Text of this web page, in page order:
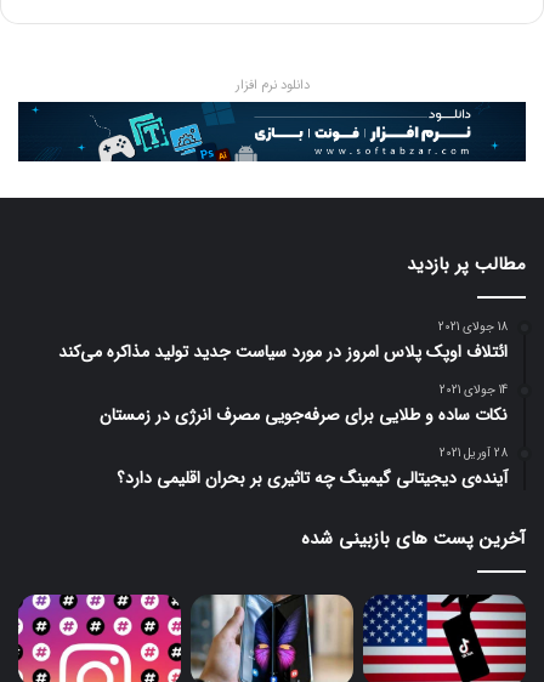
دانلود نرم افزار
مطالب پر بازدید
18 جولای 2021
ائتلاف اوپک پلاس امروز در مورد سیاست جدید تولید مذاکره می‌کند
14 جولای 2021
نکات ساده و طلایی برای صرفه‌جویی مصرف انرژی در زمستان
28 آوریل 2021
آینده‌ی دیجیتالی گیمینگ چه تاثیری بر بحران اقلیمی دارد؟
آخرین پست های بازبینی شده